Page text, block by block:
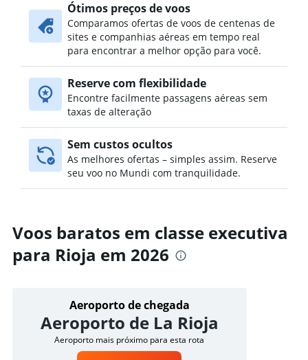
Ótimos preços de voos
Comparamos ofertas de voos de centenas de
sites e companhias aéreas em tempo real
para encontrar a melhor opção para você.
Reserve com flexibilidade
Encontre facilmente passagens aéreas sem
taxas de alteração
Sem custos ocultos
As melhores ofertas – simples assim. Reserve
seu voo no Mundi com tranquilidade.
Voos baratos em classe executiva
para Rioja em 2026
Aeroporto de chegada
Aeroporto de La Rioja
Aeroporto mais próximo para esta rota